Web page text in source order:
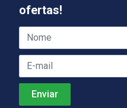
ofertas!